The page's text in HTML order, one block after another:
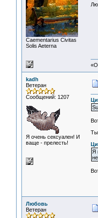
Сaementarius Civitas
Solis Aeterna
kadh
Ветеран
Сообщений: 1207
Я очень сексуален! И
ваще - прелесть!
Ты
Я
Любовь
Ветеран